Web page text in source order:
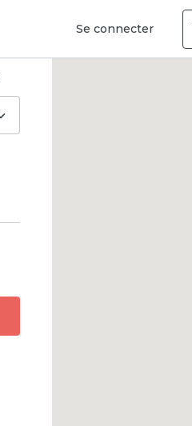
Se connecter